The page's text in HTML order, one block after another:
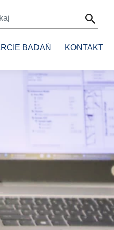
BADAŃ KONTAKT